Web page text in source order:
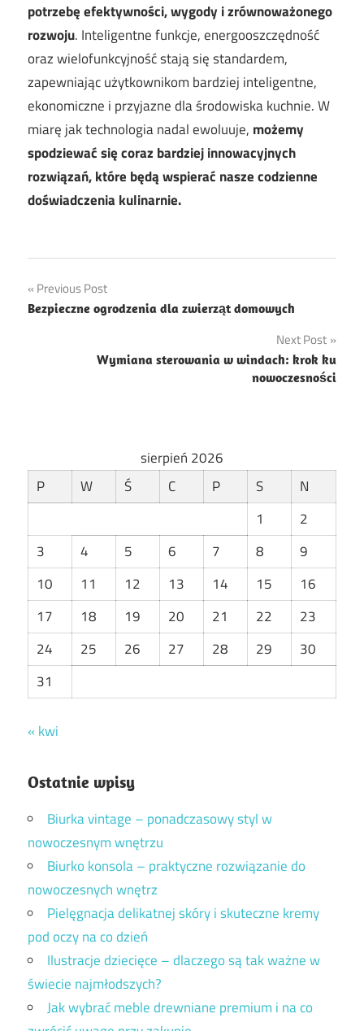
potrzebę efektywności, wygody i zrównoważonego
rozwoju. Inteligentne funkcje, energooszczędność
oraz wielofunkcyjność stają się standardem,
zapewniając użytkownikom bardziej inteligentne,
ekonomiczne i przyjazne dla środowiska kuchnie. W
miarę jak technologia nadal ewoluuje, możemy
spodziewać się coraz bardziej innowacyjnych
rozwiązań, które będą wspierać nasze codzienne
doświadczenia kulinarnie.
Nawigacja
wpisu
Previous Post
Bezpieczne ogrodzenia dla zwierząt domowych
Next Post
Wymiana sterowania w windach: krok ku
nowoczesności
sierpień 2026
P
W Ś C P S
N
1
2
3
4 5 6 7 8
9
10
11 12 13 14 15
16
17
18 19 20 21 22
23
24
25 26 27 28 29
30
31
« kwi
Ostatnie wpisy
Biurka vintage – ponadczasowy styl w
nowoczesnym wnętrzu
Biurko konsola – praktyczne rozwiązanie do
nowoczesnych wnętrz
Pielęgnacja delikatnej skóry i skuteczne kremy
pod oczy na co dzień
Ilustracje dziecięce – dlaczego są tak ważne w
świecie najmłodszych?
Jak wybrać meble drewniane premium i na co